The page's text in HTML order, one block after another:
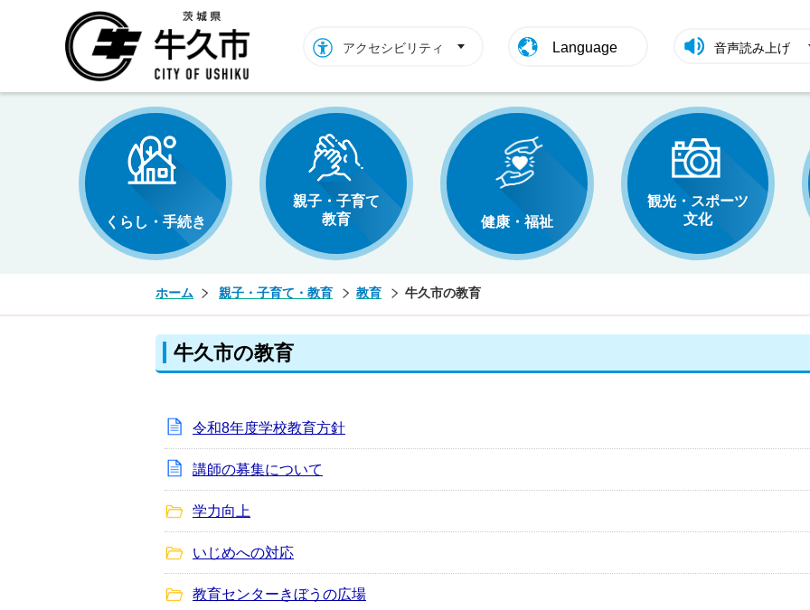
アクセシビリティ Language 音声読み上げ
くらし・手続き
親子・子育て
教育
健康・福祉
観光・スポーツ
文化
ホーム 親子・子育て・教育 教育 牛久市の教育
牛久市の教育
令和8年度学校教育方針
講師の募集について
学力向上
いじめへの対応
教育センターきぼうの広場